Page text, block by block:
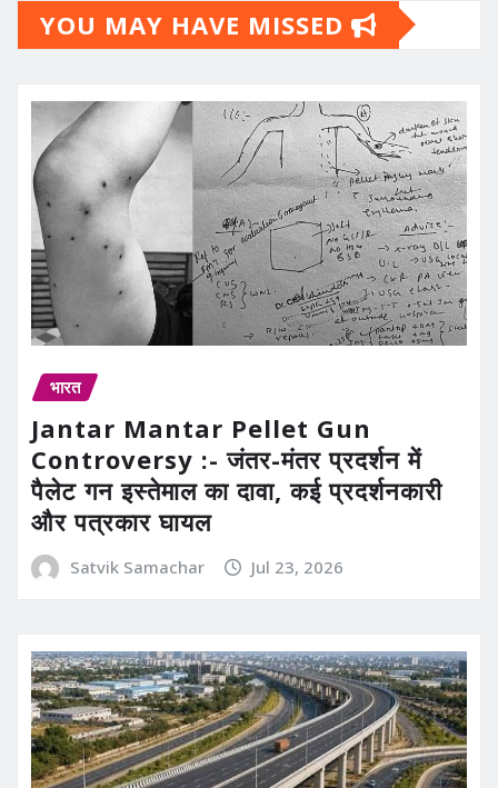
YOU MAY HAVE MISSED
भारत
Jantar Mantar Pellet Gun
Controversy :- जंतर-मंतर प्रदर्शन में
पैलेट गन इस्तेमाल का दावा, कई प्रदर्शनकारी
और पत्रकार घायल
Satvik Samachar Jul 23, 2026